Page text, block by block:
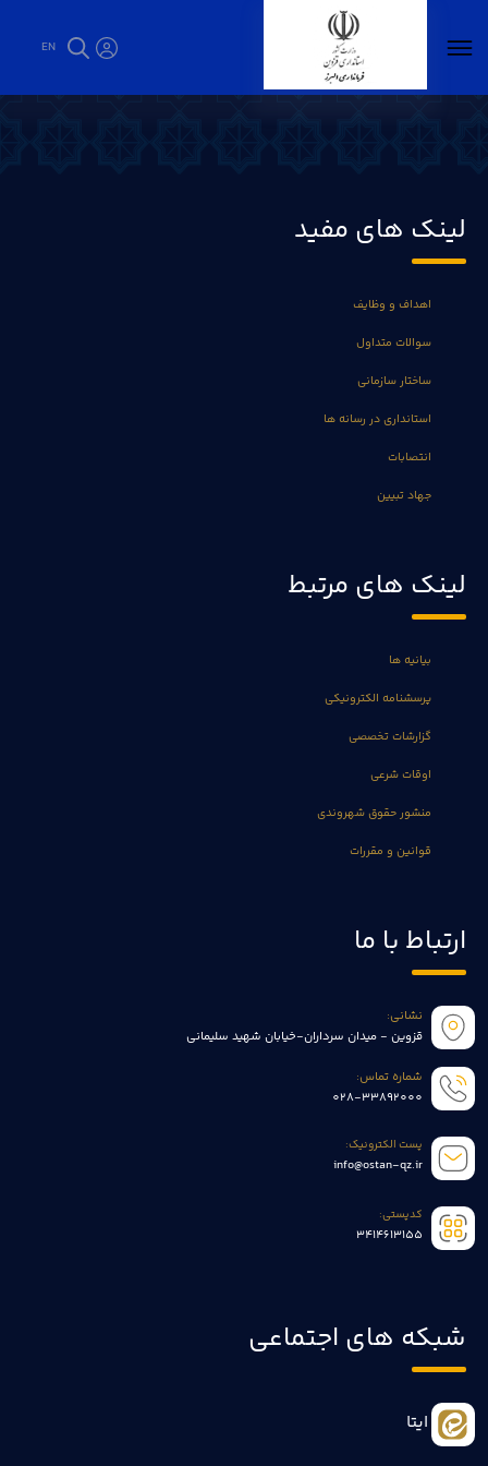
EN
لینک های مفید
اهداف و وظایف
سوالات متداول
ساختار سازمانی
استانداری در رسانه ها
انتصابات
جهاد تبیین
لینک های مرتبط
بیانیه ها
پرسشنامه الکترونیکی
گزارشات تخصصی
اوقات شرعی
منشور حقوق شهروندی
قوانین و مقررات
ارتباط با ما
نشانی:
قزوین - میدان سرداران-خیابان شهید سلیمانی
شماره تماس:
028-33892000
پست الکترونیک:
info@ostan-qz.ir
کدپستی:
3414613155
شبکه های اجتماعی
ایتا